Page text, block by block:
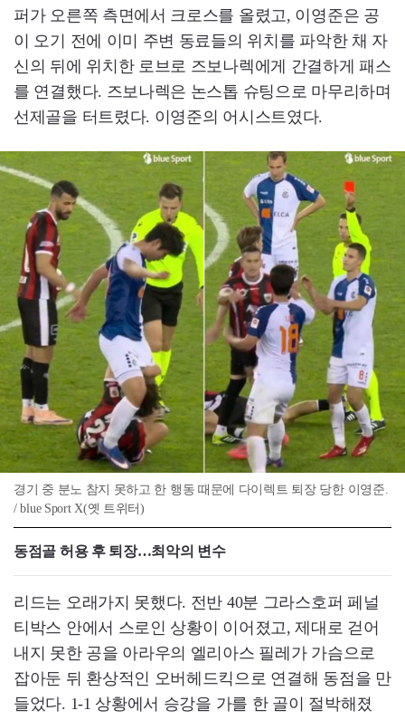
퍼가 오른쪽 측면에서 크로스를 올렸고, 이영준은 공
이 오기 전에 이미 주변 동료들의 위치를 파악한 채 자
신의 뒤에 위치한 로브로 즈보나렉에게 간결하게 패스
를 연결했다. 즈보나렉은 논스톱 슈팅으로 마무리하며
선제골을 터트렸다. 이영준의 어시스트였다.
경기 중 분노 참지 못하고 한 행동 때문에 다이렉트 퇴장 당한 이영준.
/ blue Sport X(옛 트위터)
동점골 허용 후 퇴장…최악의 변수
리드는 오래가지 못했다. 전반 40분 그라스호퍼 페널
티박스 안에서 스로인 상황이 이어졌고, 제대로 걷어
내지 못한 공을 아라우의 엘리아스 필레가 가슴으로
잡아둔 뒤 환상적인 오버헤드킥으로 연결해 동점을 만
들었다. 1-1 상황에서 승강을 가를 한 골이 절박해졌